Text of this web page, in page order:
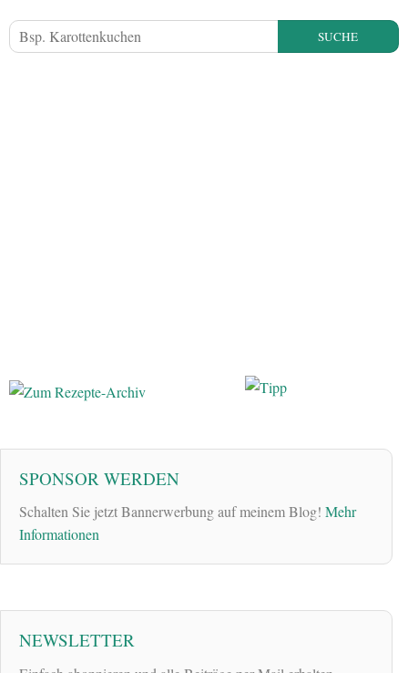
SUCHE
SPONSOR WERDEN
Schalten Sie jetzt Bannerwerbung auf meinem Blog! Mehr
Informationen
NEWSLETTER